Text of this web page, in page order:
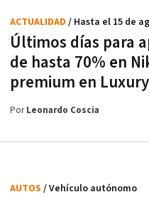
Últimos días para
de hasta 70% en
premium en
ACTUALIDAD / Hasta el 15 de
PorLeonardo Coscia
AUTOS / Vehículo autónomo